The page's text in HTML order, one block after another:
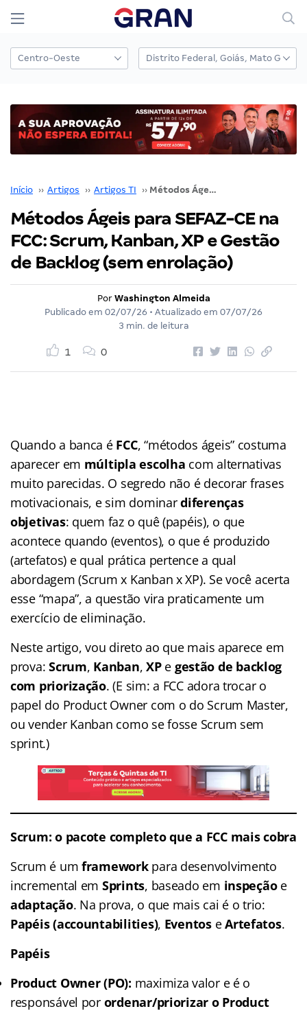
Início ›› Artigos ›› Artigos TI ›› Métodos Ágeis para SEFAZ-CE na FCC: Scrum, Kanban, XP e Gestão de Backlog (sem enrolação)
Métodos Ágeis para SEFAZ-CE na
FCC: Scrum, Kanban, XP e Gestão
de Backlog (sem enrolação)
Por Washington Almeida
Publicado em 02/07/26 • Atualizado em 07/07/26
3 min. de leitura
1 0
Quando a banca é FCC, “métodos ágeis” costuma
aparecer em múltipla escolha com alternativas
muito parecidas. O segredo não é decorar frases
motivacionais, e sim dominardiferenças
objetivas: quem faz o quê (papéis), o que
acontece quando (eventos), o que é produzido
(artefatos) e qual prática pertence a qual
abordagem (Scrum x Kanban x XP). Se você acerta
esse “mapa”, a questão vira praticamente um
exercício de eliminação.
Neste artigo, vou direto ao que mais aparece em
prova:Scrum, Kanban,XPe gestão de backlog
com priorização. (E sim: a FCC adora trocar o
papel do Product Owner com o do Scrum Master,
ou vender Kanban como se fosse Scrum sem
sprint.)
Scrum: o pacote completo que a FCC mais cobra
Scrum é umframeworkpara desenvolvimento
incremental em Sprints, baseado em inspeçãoe
adaptação. Na prova, o que mais cai é o trio:
Papéis (accountabilities), EventoseArtefatos.
Papéis
Product Owner (PO): maximiza valor e é o
responsável por ordenar/priorizar o Product